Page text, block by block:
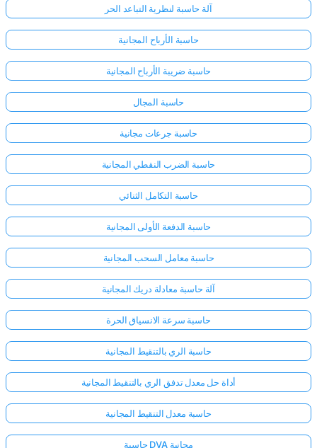
آلة حاسبة لنظرية التباعد الحر
حاسبة الأرباح المجانية
حاسبة ضريبة الأرباح المجانية
حاسبة المجال
حاسبة جرعات مجانية
حاسبة الضرب النقطي المجانية
حاسبة التكامل الثنائي
حاسبة الدفعة الأولى المجانية
حاسبة معامل السحب المجانية
آلة حاسبة معادلة دريك المجانية
حاسبة سرعة الانسياق الحرة
حاسبة الري بالتنقيط المجانية
أداة حل معدل تدفق الري بالتنقيط المجانية
حاسبة معدل التنقيط المجانية
حاسبة DVA مجانية